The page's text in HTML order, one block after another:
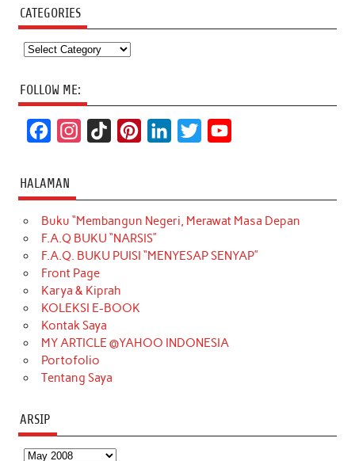
CATEGORIES
Categories
FOLLOW ME:
c
e
b
o
o
k
t
a
g
r
a
m
T
o
k
t
e
r
k
e
d
t
t
e
T
u
b
HALAMAN
Buku “Membangun Negeri, Merawat Masa Depan
F.A.Q BUKU “NARSIS”
F.A.Q. BUKU PUISI “MENYESAP SENYAP”
Front Page
Karya & Kiprah
KOLEKSI E-BOOK
Kontak Saya
MY ARTICLE @YAHOO INDONESIA
Portofolio
Tentang Saya
ARSIP
Arsip